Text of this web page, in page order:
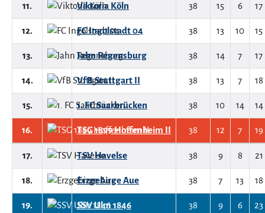
11. Viktoria Köln 38 15 6 17
12. FC Ingolstadt 04 38 13 10 15
13. Jahn Regensburg 38 14 7 17
14. VfB Stuttgart II 38 13 7 18
15. 1. FC Saarbrücken 38 10 14 14
16. TSG 1899 Hoffenheim II 38 12 7 19
17. TSV Havelse 38 9 8 21
18. Erzgebirge Aue 38 7 13 18
19. SSV Ulm 1846 38 9 6 23